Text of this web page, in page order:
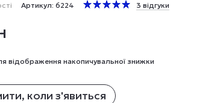
Артикул: 6224 3 відгуки
відображення накопичувальної знижки
коли з'явиться